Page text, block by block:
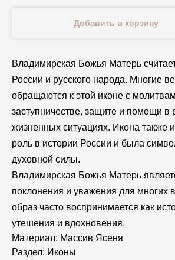
Добавить в корзину
Владимирская Божья Матерь
России и русского народа. Многие
обращаются к этой иконе с
заступничестве, защите и помощи в
жизненных ситуациях. Икона также
роль в истории России и была
духовной силы.
Владимирская Божья Матерь
поклонения и уважения для многих
образ часто воспринимается как
утешения и вдохновения.
Материал: Массив Ясеня
Раздел: Иконы